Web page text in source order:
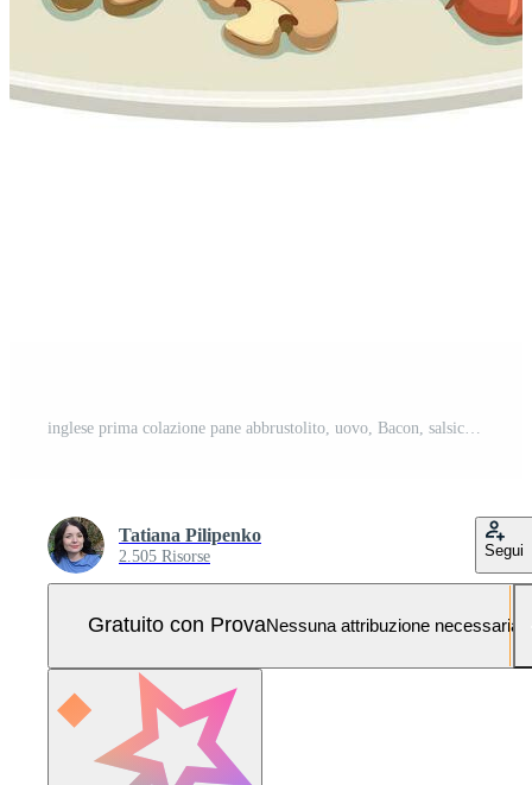
Tatiana Pilipenko
2.505 Risorse Segui
Gratuito con ProvaNessuna attribuzione necessaria